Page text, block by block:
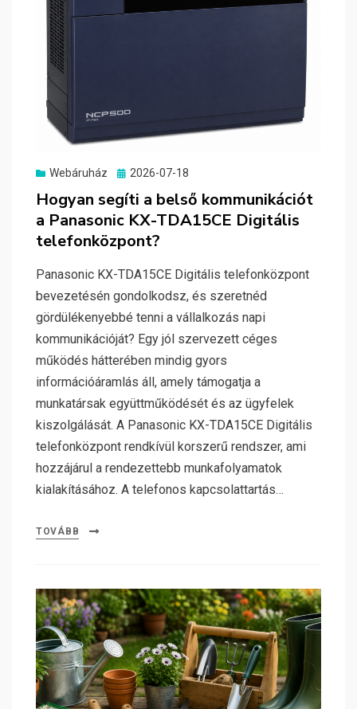
Webáruház
Posted
2026-07-18
Hogyan segíti a belső kommunikációt
a Panasonic KX-TDA15CE Digitális
telefonközpont?
Panasonic KX-TDA15CE Digitális telefonközpont
bevezetésén gondolkodsz, és szeretnéd
gördülékenyebbé tenni a vállalkozás napi
kommunikációját? Egy jól szervezett céges
működés hátterében mindig gyors
információáramlás áll, amely támogatja a
munkatársak együttműködését és az ügyfelek
kiszolgálását. A Panasonic KX-TDA15CE Digitális
telefonközpont rendkívül korszerű rendszer, ami
hozzájárul a rendezettebb munkafolyamatok
kialakításához. A telefonos kapcsolattartás…
TOVÁBB